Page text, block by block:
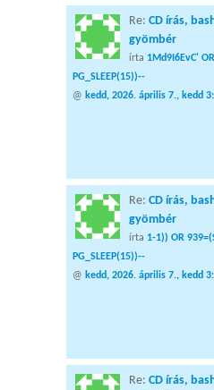
Re: CD írás,
gyömbér
írta 1Md9I6EvC'
PG_SLEEP(15))--
@ kedd, 2026. április 7., kedd
Re: CD írás,
gyömbér
írta 1-1)) OR
PG_SLEEP(15))--
@ kedd, 2026. április 7., kedd
Re: CD írás,